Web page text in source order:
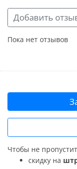
Добавить
Пока нет отзывов
Чтобы не
скидку на